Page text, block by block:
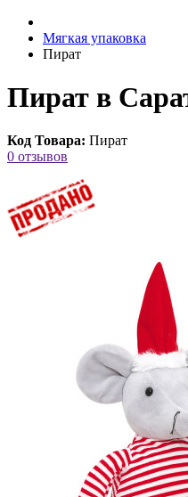
Мягкая упаковка
Пират
Пират в
Код Товара: Пират
0 отзывов